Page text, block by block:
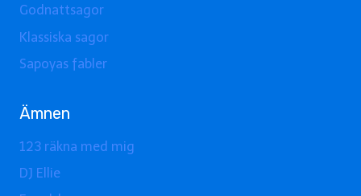
Godnattsagor
Klassiska sagor
Sapoyas fabler
Ämnen
123 räkna med mig
DJ Ellie